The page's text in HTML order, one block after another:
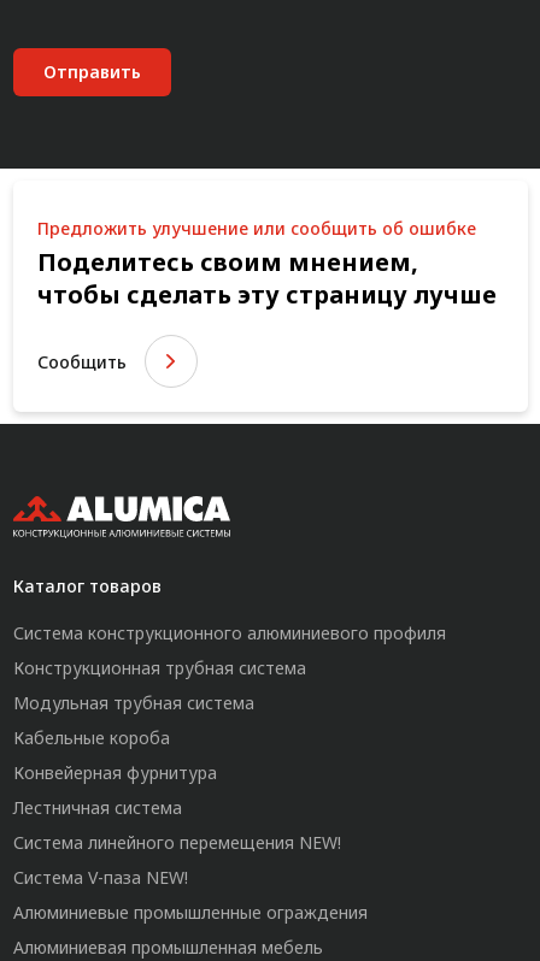
Отправить
Предложить улучшение или сообщить об ошибке
Поделитесь своим мнением,
чтобы сделать эту страницу лучше
Сообщить
Каталог товаров
Система конструкционного алюминиевого профиля
Конструкционная трубная система
Модульная трубная система
Кабельные короба
Конвейерная фурнитура
Лестничная система
Система линейного перемещения NEW!
Система V-паза NEW!
Алюминиевые промышленные ограждения
Алюминиевая промышленная мебель